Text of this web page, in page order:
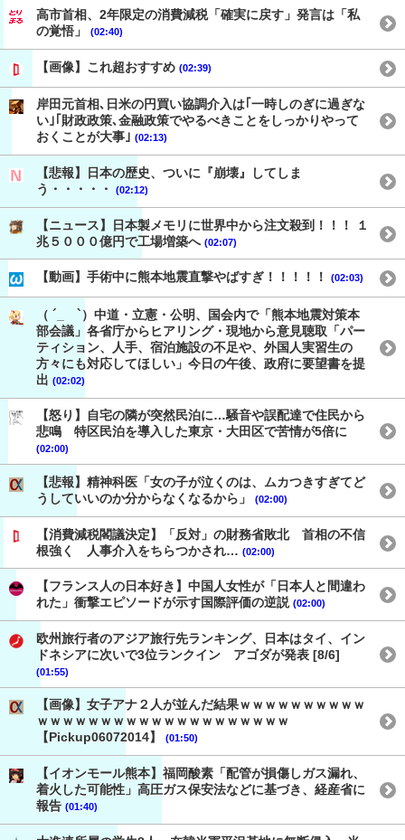
高市首相、2年限定の消費減税「確実に戻す」発言は「私
の覚悟」
(02:40)
【画像】これ超おすすめ (02:39)
岸田元首相､日米の円買い協調介入は｢一時しのぎに過ぎな
い｣｢財政政策､金融政策でやるべきことをしっかりやって
おくことが大事｣ (02:13)
【悲報】日本の歴史、ついに『崩壊』してしま
う・・・・・
(02:12)
【ニュース】日本製メモリに世界中から注文殺到！！！ １
兆５０００億円で工場増築へ (02:07)
【動画】手術中に熊本地震直撃やばすぎ！！！！！ (02:03)
（ ´_ゝ`）中道・立憲・公明、国会内で「熊本地震対策本
部会議」各省庁からヒアリング・現地から意見聴取「パー
ティション、人手、宿泊施設の不足や、外国人実習生の
方々にも対応してほしい」今日の午後、政府に要望書を提
出 (02:02)
【怒り】自宅の隣が突然民泊に…騒音や誤配達で住民から
悲鳴 特区民泊を導入した東京・大田区で苦情が5倍に
(02:00)
【悲報】精神科医「女の子が泣くのは、ムカつきすぎてど
うしていいのか分からなくなるから」
(02:00)
【消費減税閣議決定】「反対」の財務省敗北 首相の不信
根強く 人事介入をちらつかされ… (02:00)
【フランス人の日本好き】中国人女性が「日本人と間違わ
れた」衝撃エピソードが示す国際評価の逆説 (02:00)
欧州旅行者のアジア旅行先ランキング、日本はタイ、イン
ドネシアに次いで3位ランクイン アゴダが発表 [8/6]
(01:55)
【画像】女子アナ２人が並んだ結果ｗｗｗｗｗｗｗｗｗｗ
ｗｗｗｗｗｗｗｗｗｗｗｗｗｗｗｗｗｗｗｗ
【Pickup06072014】
(01:50)
【イオンモール熊本】福岡酸素「配管が損傷しガス漏れ、
着火した可能性」高圧ガス保安法などに基づき、経産省に
報告 (01:40)